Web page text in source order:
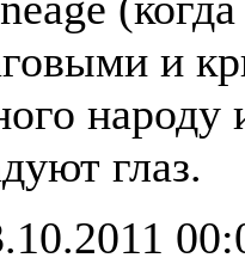
и
народу
глаз.